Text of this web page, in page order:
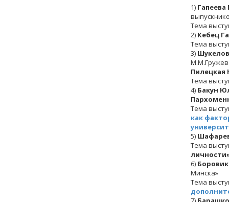
1)
Тема
2) Кебец
Тема
3)
Пилецкая
Тема
4) Бакун
Тема
как
5)
Тема
6)
Минска»
Тема